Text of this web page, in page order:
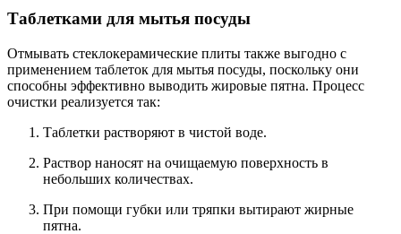
Таблетками для мытья посуды
Отмывать стеклокерамические плиты также выгодно с
применением таблеток для мытья посуды, поскольку они
способны эффективно выводить жировые пятна. Процесс
очистки реализуется так:
Таблетки растворяют в чистой воде.
Раствор наносят на очищаемую поверхность в
небольших количествах.
При помощи губки или тряпки вытирают жирные
пятна.